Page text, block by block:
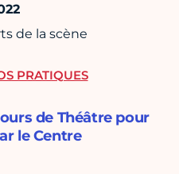
de la scène
de Théâtre pour
le Centre
PRATIQUES